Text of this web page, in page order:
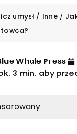
umysł/ Inne /
Whale Press
3 min. aby